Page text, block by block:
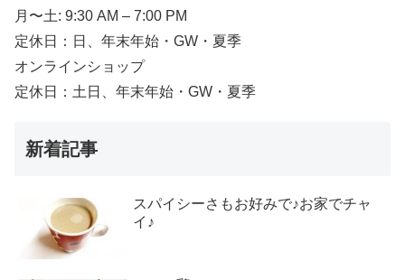
月〜土: 9:30 AM – 7:00 PM
定休日：日、年末年始・GW・夏季
オンラインショップ
定休日：土日、年末年始・GW・夏季
新着記事
スパイシーさもお好みで♪お家でチャ
イ♪